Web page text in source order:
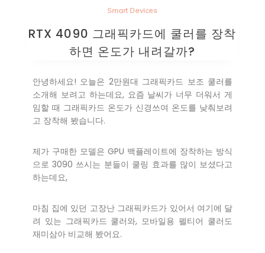
Smart Devices
RTX 4090 그래픽카드에 쿨러를 장착
하면 온도가 내려갈까?
안녕하세요! 오늘은 2만원대 그래픽카드 보조 쿨러를
소개해 보려고 하는데요, 요즘 날씨가 너무 더워서 게
임할 때 그래픽카드 온도가 신경쓰여 온도를 낮춰보려
고 장착해 봤습니다.
제가 구매한 모델은 GPU 백플레이트에 장착하는 방식
으로 3090 쓰시는 분들이 쿨링 효과를 많이 보셨다고
하는데요,
마침 집에 있던 고장난 그래픽카드가 있어서 여기에 달
려 있는 그래픽카드 쿨러와, 모바일용 펠티어 쿨러도
재미삼아 비교해 봤어요.